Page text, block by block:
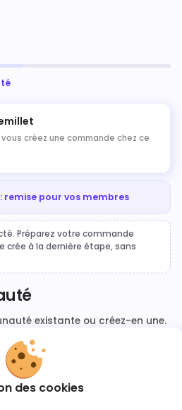
vous créez une commande chez ce
remise pour vos membres
Préparez votre commande
crée à la dernière étape, sans
existante ou créez-en une.
des cookies